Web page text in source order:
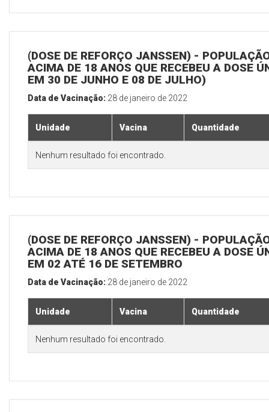
(DOSE DE REFORÇO JANSSEN) -
ACIMA DE 18 ANOS QUE RECEBEU A DOSE
EM 30 DE JUNHO E 08 DE JULHO)
Data de Vacinação: 28 de janeiro de 2022
Unidade Vacina Quantidade
Nenhum resultado foi encontrado.
(DOSE DE REFORÇO JANSSEN) -
ACIMA DE 18 ANOS QUE RECEBEU A DOSE
EM 02 ATÉ 16 DE SETEMBRO
Data de Vacinação: 28 de janeiro de 2022
Unidade Vacina Quantidade
Nenhum resultado foi encontrado.